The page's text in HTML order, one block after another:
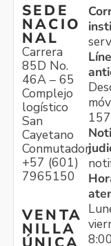
SEDE
NACIO
NAL
Carrera
85D No.
46A – 65
Complejo
logístico
San
Cayetano
Conmutador:
+57 (601)
7965150
VENTA
NILLA
157